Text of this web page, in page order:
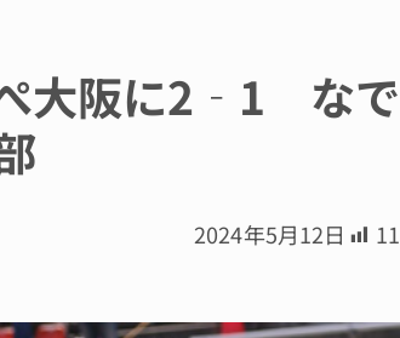
大阪に2‐1 なで
2024年5月12日 11